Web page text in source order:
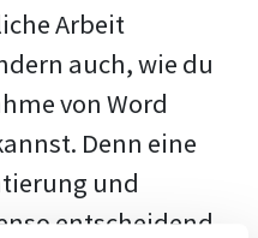
Arbeit
auch, wie du
von Word
Denn eine
und
entscheidend